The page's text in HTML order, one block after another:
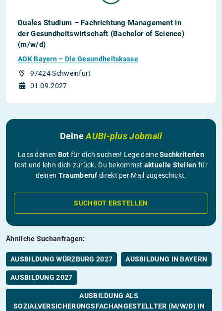
Duales Studium – Fachrichtung Management in
der Gesundheitswirtschaft (Bachelor of Science)
(m/w/d)
AOK Bayern – Die Gesundheitskasse
97424 Schweinfurt
01.09.2027
DeineAUBI-plus Jobmail
Lass deinen Bot für dich suchen! Lege deineSuchkriterien
fest und lehn dich zurück. Du bekommst aktuelle Stellen für
deinen Traumberuf direkt per Mail zugeschickt.
SUCHBOT ERSTELLEN
Ähnliche Suchanfragen:
AUSBILDUNG WÜRZBURG 2027 AUSBILDUNG IN BAYERN
AUSBILDUNG 2027
AUSBILDUNG ALS
SOZIALVERSICHERUNGSFACHANGESTELLTER (M/W/D) IN